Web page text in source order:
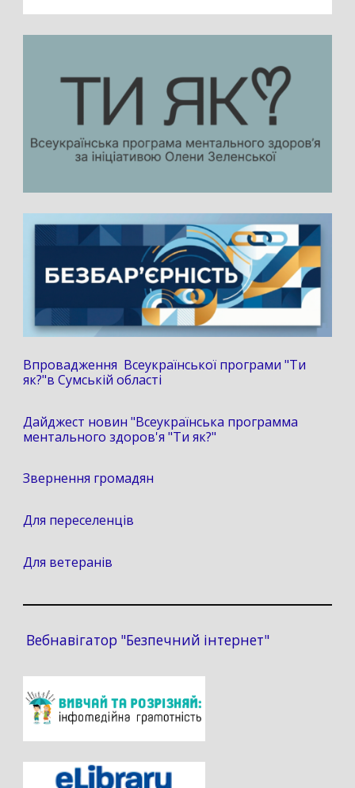
Впровадження Всеукраїнської програми "Ти
як?"в Сумській області
Дайджест новин "Всеукраїнська программа
ментального здоров'я "Ти як?"
Звернення громадян
Для переселенців
Для ветеранів
Вебнавігатор "Безпечний інтернет"